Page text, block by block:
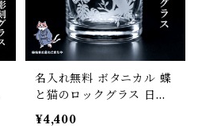
名入れ無料 ボタニカル 蝶
と猫のロックグラス 日本
製 275ml ギフト 記念品に
も 砂吹き工房ねこまたや
¥4,400